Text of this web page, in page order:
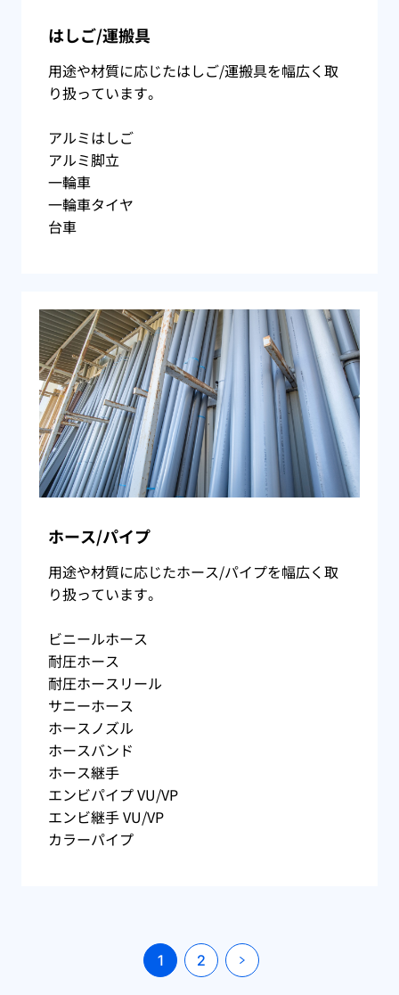
はしご/運搬具
用途や材質に応じたはしご/運搬具を幅広く取
り扱っています。
アルミはしご
アルミ脚立
一輪車
一輪車タイヤ
台車
ホース/パイプ
用途や材質に応じたホース/パイプを幅広く取
り扱っています。
ビニールホース
耐圧ホース
耐圧ホースリール
サニーホース
ホースノズル
ホースバンド
ホース継手
エンビパイプ VU/VP
エンビ継手 VU/VP
カラーパイプ
1 2 »